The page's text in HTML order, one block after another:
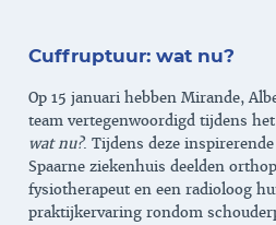
Cuffruptuur: wat nu?
Op 15 januari hebben Mirande,
team vertegenwoordigd tijdens
wat nu?. Tijdens deze
Spaarne ziekenhuis deelden
fysiotherapeut en een radioloog
praktijkervaring rondom